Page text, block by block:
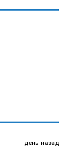
день назад